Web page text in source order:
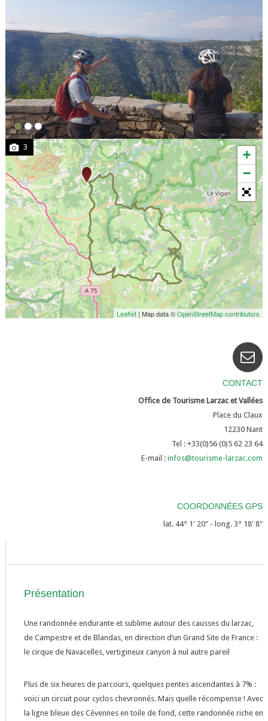
3
+
−
Leaflet | Map data ©OpenStreetMap contributors
CONTACT
Office de Tourisme Larzac et Vallées
Place du Claux
12230 Nant
Tel : +33(0)56 (0)5 62 23 64
E-mail : infos@tourisme-larzac.com
COORDONNÉES GPS
lat. 44° 1' 20" - long. 3° 18' 8"
Présentation
Une randonnée endurante et sublime autour des causses du larzac,
de Campestre et de Blandas, en direction d’un Grand Site de France :
le cirque de Navacelles, vertigineux canyon à nul autre pareil
Plus de six heures de parcours, quelques pentes ascendantes à 7% :
voici un circuit pour cyclos chevronnés. Mais quelle récompense ! Avec
la ligne bleue des Cévennes en toile de fond, cette randonnée riche en